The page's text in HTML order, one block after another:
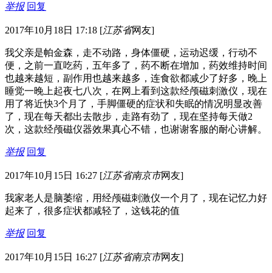
举报 回复
2017年10月18日 17:18 [江苏省网友]
我父亲是帕金森，走不动路，身体僵硬，运动迟缓，行动不
便，之前一直吃药，五年多了，药不断在增加，药效维持时间
也越来越短，副作用也越来越多，连食欲都减少了好多，晚上
睡觉一晚上起夜七八次，在网上看到这款经颅磁刺激仪，现在
用了将近快3个月了，手脚僵硬的症状和失眠的情况明显改善
了，现在每天都出去散步，走路有劲了，现在坚持每天做2
次，这款经颅磁仪器效果真心不错，也谢谢客服的耐心讲解。
举报 回复
2017年10月15日 16:27 [江苏省南京市网友]
我家老人是脑萎缩，用经颅磁刺激仪一个月了，现在记忆力好
起来了，很多症状都减轻了，这钱花的值
举报 回复
2017年10月15日 16:27 [江苏省南京市网友]